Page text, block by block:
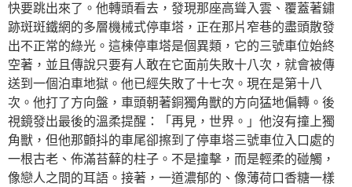
快要跳出來了。他轉頭看去，發現那座高聳入雲、覆蓋著鏽
跡斑斑鐵網的多層機械式停車塔，正在那片窄巷的盡頭散發
出不正常的綠光。這棟停車塔是個異類，它的三號車位始終
空著，並且傳說只要有人敢在它面前失敗十八次，就會被傳
送到一個泊車地獄。他已經失敗了十七次。現在是第十八
次。他打了方向盤，車頭朝著銅獨角獸的方向猛地偏轉。後
視鏡發出最後的溫柔提醒：「再見，世界。」他沒有撞上獨
角獸，但他那顫抖的車尾卻擦到了停車塔三號車位入口處的
一根古老、佈滿苔蘚的柱子。不是撞擊，而是輕柔的碰觸，
像戀人之間的耳語。接著，一道濃郁的、像薄荷口香糖一樣